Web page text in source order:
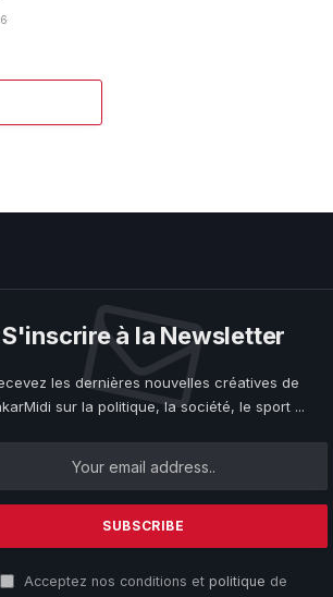
S'inscrire à la Newsletter
les dernières nouvelles créatives de
sur la politique, la société, le sport ...
Acceptez nos conditions et politique de